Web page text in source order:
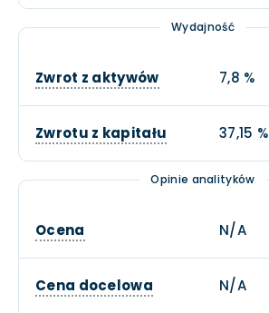
Wydajność
Zwrot z aktywów 7,8 %
Zwrotu z kapitału 37,15 %
Opinie analityków
Ocena N/A
Cena docelowa N/A